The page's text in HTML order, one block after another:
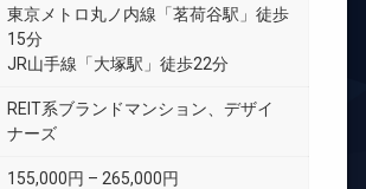
東京メトロ丸ノ内線「茗荷谷駅」徒歩
15分
JR山手線「大塚駅」徒歩22分
REIT系ブランドマンション、デザイ
ナーズ
155,000円 – 265,000円